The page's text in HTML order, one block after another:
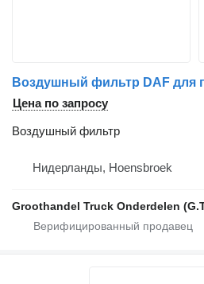
Воздушный фильтр DAF для
Цена по запросу
Воздушный фильтр
Нидерланды, Hoensbroek
Groothandel Truck Onderdelen